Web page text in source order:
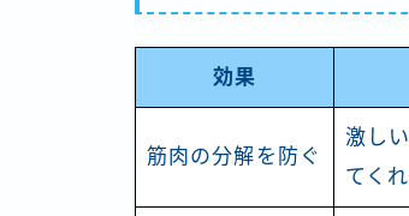
効果
筋肉の分解を防ぐ
激し
てく